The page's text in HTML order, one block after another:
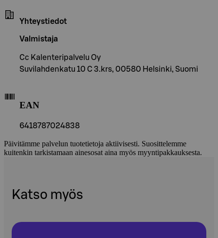
Yhteystiedot
Valmistaja
Cc Kalenteripalvelu Oy
Suvilahdenkatu 10 C 3.krs, 00580 Helsinki, Suomi
EAN
6418787024838
Päivitämme palvelun tuotetietoja aktiivisesti. Suosittelemme
kuitenkin tarkistamaan ainesosat aina myös myyntipakkauksesta.
Katso myös